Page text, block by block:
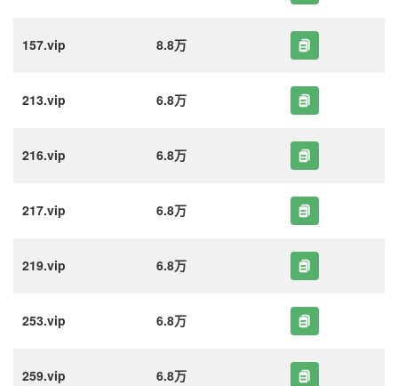
157.vip 8.8万
213.vip 6.8万
216.vip 6.8万
217.vip 6.8万
219.vip 6.8万
253.vip 6.8万
259.vip 6.8万